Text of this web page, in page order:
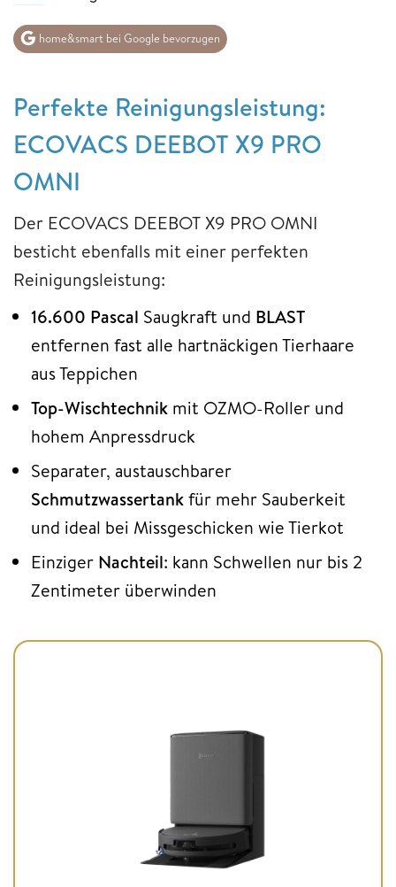
home&smart bei Google bevorzugen
Perfekte Reinigungsleistung:
ECOVACS DEEBOT X9 PRO
OMNI
Der ECOVACS DEEBOT X9 PRO OMNI
besticht ebenfalls mit einer perfekten
Reinigungsleistung:
16.600 Pascal Saugkraft und BLAST
entfernen fast alle hartnäckigen Tierhaare
aus Teppichen
Top-Wischtechnik mit OZMO-Roller und
hohem Anpressdruck
Separater, austauschbarer
Schmutzwassertankfür mehr Sauberkeit
und ideal bei Missgeschicken wie Tierkot
Einziger Nachteil: kann Schwellen nur bis 2
Zentimeter überwinden